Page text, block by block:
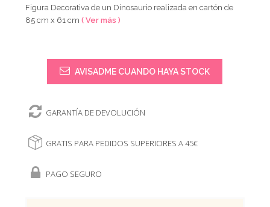
Figura Decorativa de un Dinosaurio realizada en cartón de
85 cm x 61 cm( Ver más )
AVISADME CUANDO HAYA STOCK
GARANTÍA DE DEVOLUCIÓN
GRATIS PARA PEDIDOS SUPERIORES A 45€
PAGO SEGURO